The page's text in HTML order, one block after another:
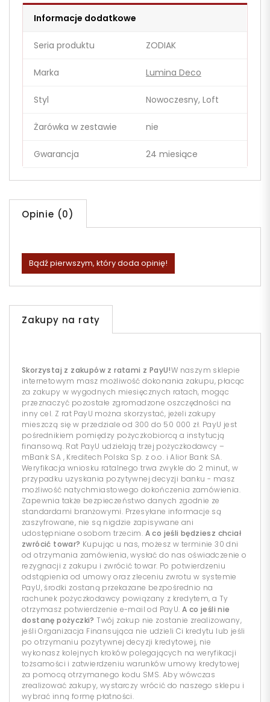
Informacje dodatkowe
Seria produktu ZODIAK
Marka Lumina Deco
Styl Nowoczesny, Loft
Żarówka w zestawie nie
Gwarancja 24 miesiące
Opinie (0)
Bądź pierwszym, który doda opinię!
Zakupy na raty
Skorzystaj z zakupów z ratami z PayU!W naszym sklepie
internetowym masz możliwość dokonania zakupu, płacąc
za zakupy w wygodnych miesięcznych ratach, mogąc
przeznaczyć pozostałe zgromadzone oszczędności na
inny cel. Z rat PayU można skorzystać, jeżeli zakupy
mieszczą się w przedziale od 300 do 50 000 zł. PayU jest
pośrednikiem pomiędzy pożyczkobiorcą a instytucją
finansową. Rat PayU udzielają trzej pożyczkodawcy –
mBank SA , Kreditech Polska Sp. z o.o. i Alior Bank SA.
Weryfikacja wniosku ratalnego trwa zwykle do 2 minut, w
przypadku uzyskania pozytywnej decyzji banku - masz
możliwość natychmiastowego dokończenia zamówienia.
Zapewnia także bezpieczeństwo danych zgodnie ze
standardami branżowymi. Przesyłane informacje są
zaszyfrowane, nie są nigdzie zapisywane ani
udostępniane osobom trzecim. A co jeśli będziesz chciał
zwrócić towar? Kupując u nas, możesz w terminie 30 dni
od otrzymania zamówienia, wysłać do nas oświadczenie o
rezygnacji z zakupu i zwrócić towar. Po potwierdzeniu
odstąpienia od umowy oraz zleceniu zwrotu w systemie
PayU, środki zostaną przekazane bezpośrednio na
rachunek pożyczkodawcy powiązany z kredytem, a Ty
otrzymasz potwierdzenie e-mail od PayU. A co jeśli nie
dostanę pożyczki? Twój zakup nie zostanie zrealizowany,
jeśli Organizacja Finansująca nie udzieli Ci kredytu lub jeśli
po otrzymaniu pozytywnej decyzji kredytowej, nie
wykonasz kolejnych kroków polegających na weryfikacji
tożsamości i zatwierdzeniu warunków umowy kredytowej
za pomocą otrzymanego kodu SMS. Aby wówczas
zrealizować zakupy, wystarczy wrócić do naszego sklepu i
wybrać inną formę płatności.